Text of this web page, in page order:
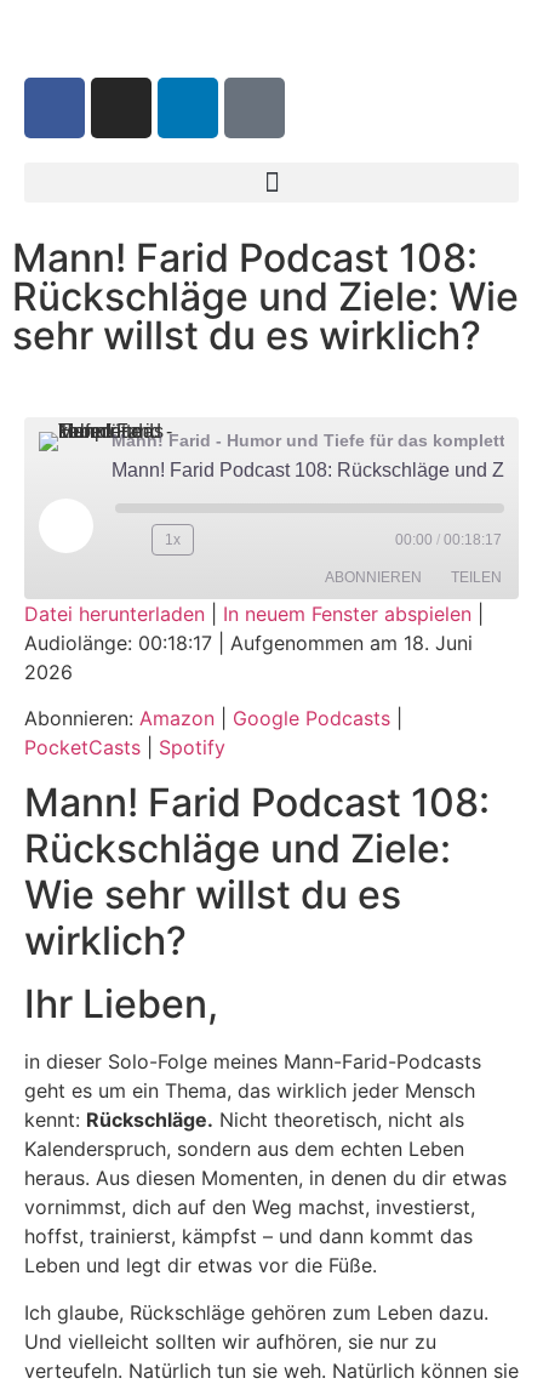
Mann! Farid Podcast 108:
Rückschläge und Ziele: Wie
sehr willst du es wirklich?
1x 00:00 / 00:18:17
ABONNIEREN TEILEN
Amazon Google Podcasts
RSS FEED
TEILEN
EMBED
Datei herunterladen In neuem Fenster abspielen
Audiolänge: 00:18:17
Aufgenommen am 18. Juni
2026
Abonnieren: Amazon Google Podcasts
PocketCasts
Spotify
Mann! Farid Podcast 108:
Rückschläge und Ziele:
Wie sehr willst du es
wirklich?
Ihr Lieben,
in dieser Solo-Folge meines Mann-Farid-Podcasts
geht es um ein Thema, das wirklich jeder Mensch
kennt: Rückschläge. Nicht theoretisch, nicht als
Kalenderspruch, sondern aus dem echten Leben
heraus. Aus diesen Momenten, in denen du dir etwas
vornimmst, dich auf den Weg machst, investierst,
hoffst, trainierst, kämpfst – und dann kommt das
Leben und legt dir etwas vor die Füße.
Ich glaube, Rückschläge gehören zum Leben dazu.
Und vielleicht sollten wir aufhören, sie nur zu
verteufeln. Natürlich tun sie weh. Natürlich können sie